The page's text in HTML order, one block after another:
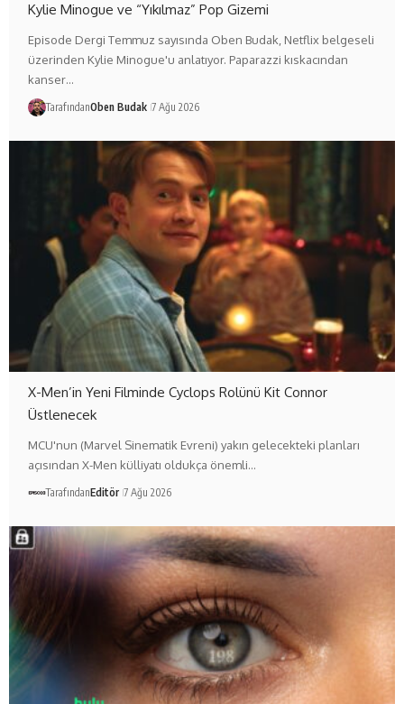
Kylie Minogue ve “Yıkılmaz” Pop Gizemi
Episode Dergi Temmuz sayısında Oben Budak, Netflix belgeseli
üzerinden Kylie Minogue'u anlatıyor. Paparazzi kıskacından
kanser…
TarafındanOben Budak 7 Ağu 2026
X-Men’in Yeni Filminde Cyclops Rolünü Kit Connor
Üstlenecek
MCU'nun (Marvel Sinematik Evreni) yakın gelecekteki planları
açısından X-Men külliyatı oldukça önemli…
TarafındanEditör 7 Ağu 2026